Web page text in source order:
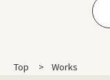
Top Works